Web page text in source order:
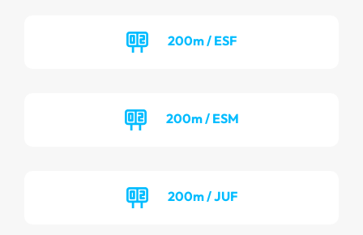
200m / ESF
200m / ESM
200m / JUF